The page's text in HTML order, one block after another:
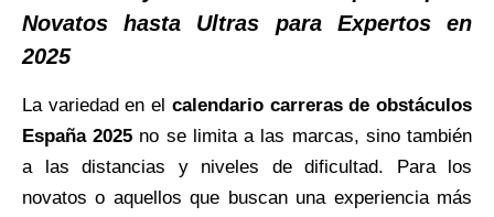
Novatos hasta Ultras para Expertos en
2025
La variedad en el calendario carreras de obstáculos
España 2025 no se limita a las marcas, sino también
a las distancias y niveles de dificultad. Para los
novatos o aquellos que buscan una experiencia más